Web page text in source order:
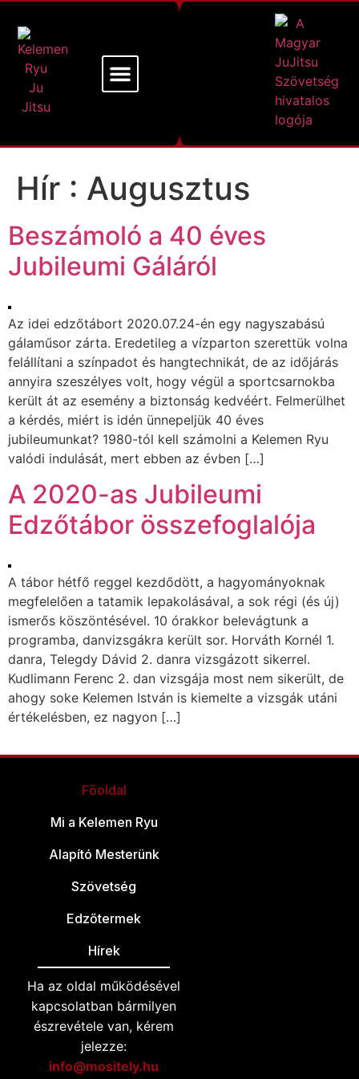
Hír : Augusztus
Beszámoló a 40 éves
Jubileumi Gáláról
Az idei edzőtábort 2020.07.24-én egy nagyszabású
gálaműsor zárta. Eredetileg a vízparton szerettük volna
felállítani a színpadot és hangtechnikát, de az időjárás
annyira szeszélyes volt, hogy végül a sportcsarnokba
került át az esemény a biztonság kedvéért. Felmerülhet
a kérdés, miért is idén ünnepeljük 40 éves
jubileumunkat? 1980-tól kell számolni a Kelemen Ryu
valódi indulását, mert ebben az évben […]
A 2020-as Jubileumi
Edzőtábor összefoglalója
A tábor hétfő reggel kezdődött, a hagyományoknak
megfelelően a tatamik lepakolásával, a sok régi (és új)
ismerős köszöntésével. 10 órakkor belevágtunk a
programba, danvizsgákra került sor. Horváth Kornél 1.
danra, Telegdy Dávid 2. danra vizsgázott sikerrel.
Kudlimann Ferenc 2. dan vizsgája most nem sikerült, de
ahogy soke Kelemen István is kiemelte a vizsgák utáni
értékelésben, ez nagyon […]
Főoldal
Mi a Kelemen Ryu
Alapító Mesterünk
Szövetség
Edzőtermek
Hírek
Ha az oldal működésével
kapcsolatban bármilyen
észrevétele van, kérem
jelezze:
info@mositely.hu